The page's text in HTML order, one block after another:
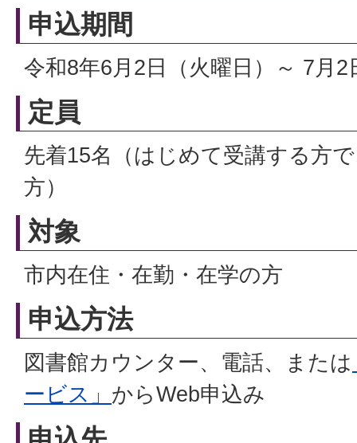
申込期間
令和8年6月2日（火曜日）～ 7月2
定員
先着15名（はじめて受講する方
方）
対象
市内在住・在勤・在学の方
申込方法
図書館カウンター、電話、または
ービス」 からWeb申込み